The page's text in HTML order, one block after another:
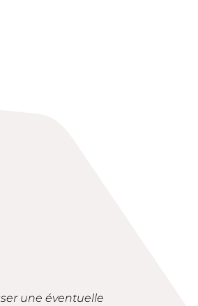
une éventuelle